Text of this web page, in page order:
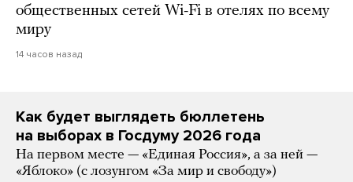
общественных сетей Wi-Fi в отелях по всему
миру
14 часов назад
Как будет выглядеть бюллетень
на выборах в Госдуму 2026 года
На первом месте — «Единая Россия», а за ней —
«Яблоко» (с лозунгом «За мир и свободу»)